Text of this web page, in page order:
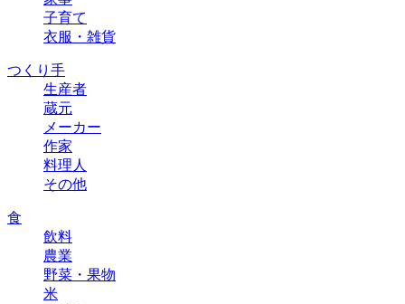
子育て
衣服・雑貨
つくり手
生産者
蔵元
メーカー
作家
料理人
その他
食
飲料
農業
野菜・果物
米